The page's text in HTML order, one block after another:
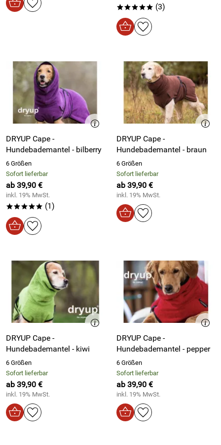
***** (3)
DRYUP Cape -
Hundebademantel - bilberry
6 Größen
Sofort lieferbar
ab 39,90 €
inkl. 19% MwSt.
***** (1)
DRYUP Cape -
Hundebademantel - braun
6 Größen
Sofort lieferbar
ab 39,90 €
inkl. 19% MwSt.
DRYUP Cape -
Hundebademantel - kiwi
6 Größen
Sofort lieferbar
ab 39,90 €
inkl. 19% MwSt.
DRYUP Cape -
Hundebademantel - pepper
6 Größen
Sofort lieferbar
ab 39,90 €
inkl. 19% MwSt.